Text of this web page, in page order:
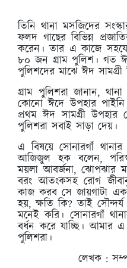
তিনি থানা মসজিদের
ফলদ গাছের বিভিন্ন
করেন। তার এ কাজে
৮০ জন গ্রাম পুলিশ। গত
পুলিশদের মাঝে ঈদ
গ্রাম পুলিশরা জানান,
কোনো ঈদে উপহার
প্রথম ঈদ সামগ্রী উপহার
পুলিশরা সবাই সাড়া দেয়।
এ বিষয়ে সোনারগাঁ
আজিজুল হক বলেন,
ময়লা আবর্জনা, ঝোপঝার
বরং আতংকসহ রোগ
কাজ করব সে জায়গাটা
হয়, ক্ষতি কি? তাই
মনেই করি। সোনারগাঁ
বর্ধন করে যাচ্ছি। আমার
পুলিশরা।
লেখক :